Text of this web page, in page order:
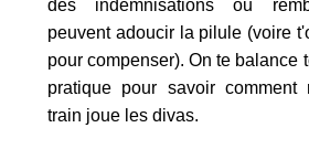
des indemnisations ou
peuvent adoucir la pilule (voire
pour compenser). On te balance
pratique pour savoir comment
train joue les divas.